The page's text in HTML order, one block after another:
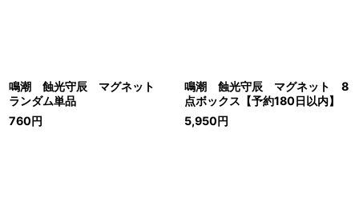
鳴潮 蝕光守辰 マグネット
ランダム単品
760円
鳴潮 蝕光守辰 マグネット 8
点ボックス【予約180日以内】
5,950円